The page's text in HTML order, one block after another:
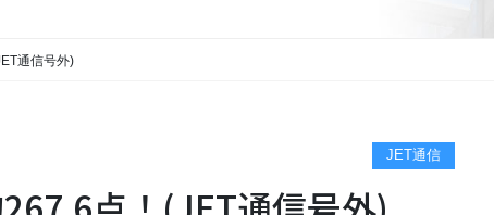
通信号外)
JET通信